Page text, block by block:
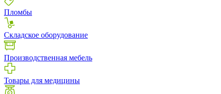
Пломбы
Складское оборудование
Производственная мебель
Товары для медицины